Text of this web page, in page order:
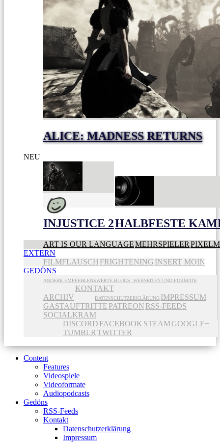
ALICE: MADNESS RETURNS
NEU
INJUSTICE 2HALBFESTE
ART IS OUR LANGUAGEMEHRSPIELER
EXTERN
FILMFLAUSCH FRIGHTENING INSERT MOIN
GEDÖNS
ANDERE EMPFEHLENSWERTE BLOGS, WEBSEITEN UND FORMATE
ARCHIV
KONTAKT
DATENSCHUTZERKLÄRUNG IMPRESSUM
GASTAUFTRITTE PATREON RSS-FEEDS
SOCIALKRAM
DISCORD FACEBOOK STEAMGOOGLE+
TUMBLR TWITTER
Content
Features
Videospiele
Videoformate
Audiopodcasts
Gedöns
RSS-Feeds
Kontakt
Datenschutzerklärung
Impressum